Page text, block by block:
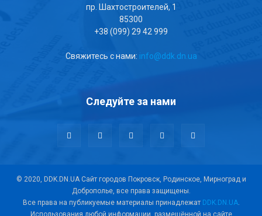
пр. Шахтостроителей, 1
85300
+38 (099) 29 42 999
Свяжитесь с нами: info@ddk.dn.ua
Следуйте за нами
© 2020, DDK.DN.UA Сайт городов Покровск, Родинское, Мирноград и
Доброполье, все права защищены.
Все права на публикуемые материалы принадлежат DDK.DN.UA.
Использования любой информации, размещённой на сайте